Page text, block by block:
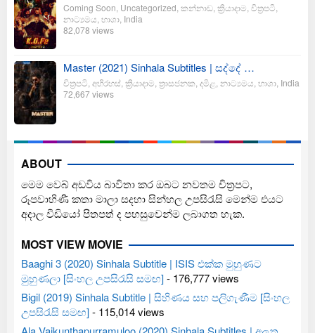
Coming Soon Uncategorized කන්නාඩ ක්‍රියාදාම චිත්‍රපටි
නාට්‍යමය භාශා India
82,078 views
Master (2021) Sinhala Subtitles | සද්දේ …
චිත්‍රපටි අභිරහස් ක්‍රියාදාම ත්‍රාසජනක දමිළ නාට්‍යමය භාශා India
72,667 views
ABOUT
මෙම වෙබ් අඩවිය බාවිතා කර ඔබට නවතම චිත්‍රපට,
රූපවාහිණී කතා මාලා සදහා සින්හල උපසිරැසි මෙන්ම එයට
අදාල වීඩියෝ පිතපත් ද පහසුවෙන්ම ලබාගත හැක.
MOST VIEW MOVIE
Baaghi 3 (2020) Sinhala Subtitle | ISIS එක්ක මුහුණට
මුහුණලා [සිංහල උපසිරැසි සමඟ]- 176,777 views
Bigil (2019) Sinhala Subtitle | සිහිණය සහ පලිගැණීම [සිංහල
උපසිරැසි සමඟ]- 115,014 views